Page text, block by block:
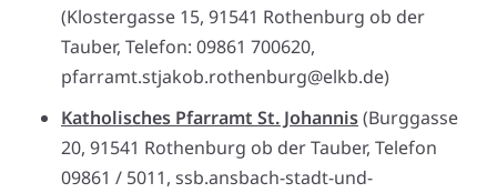
(Klostergasse 15, 91541 Rothenburg ob der
Tauber, Telefon: 09861 700620,
pfarramt.stjakob.rothenburg@elkb.de)
Katholisches Pfarramt St. Johannis(Burggasse
20, 91541 Rothenburg ob der Tauber, Telefon
09861 / 5011, ssb.ansbach-stadt-und-